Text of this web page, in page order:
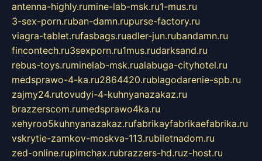
antenna-highly.rumine-lab-msk.ru1-mus.ru
3-sex-porn.ruban-damn.rupurse-factory.ru
viagra-tablet.rufasbags.ruadler-jun.rubandamn.ru
fincontech.ru3sexporn.ru1mus.rudarksand.ru
rebus-toys.ruminelab-msk.rualabuga-cityhotel.ru
medsprawo-4-ka.ru2864420.rublagodarenie-spb.ru
zajmy24.rutovudyi-4-kuhnyanazakaz.ru
brazzerscom.rumedsprawo4ka.ru
xehyroo5kuhnyanazakaz.rufabrikayfabrikaefabrika.ru
vskrytie-zamkov-moskva-113.rubiletnadom.ru
zed-online.rupimchax.rubrazzers-hd.ruz-host.ru